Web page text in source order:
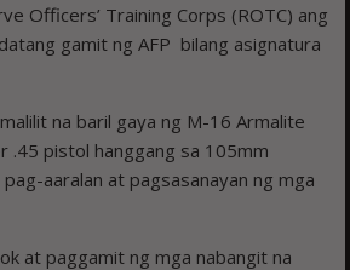
Officers’ Training Corps (ROTC) ang
gamit ng AFP bilang asignatura
na baril gaya ng M-16 Armalite
pistol hanggang sa 105mm
aaralan at pagsasanayan ng mga
at paggamit ng mga nabangit na